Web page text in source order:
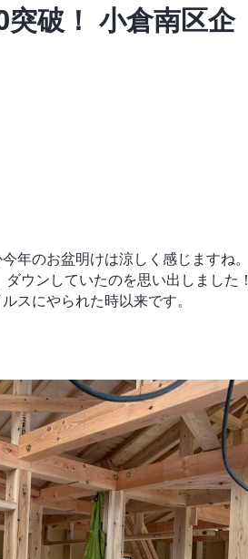
破！ 小倉南区企
年のお盆明けは涼しく感じますね。
ウンしていたのを思い出しました！
スにやられた時以来です。